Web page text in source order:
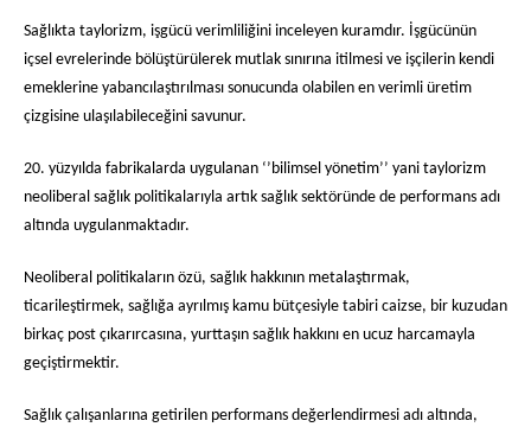
Sağlıkta taylorizm, işgücü verimliliğini inceleyen kuramdır. İşgücünün
içsel evrelerinde bölüştürülerek mutlak sınırına itilmesi ve işçilerin kendi
emeklerine yabancılaştırılması sonucunda olabilen en verimli üretim
çizgisine ulaşılabileceğini savunur.
20. yüzyılda fabrikalarda uygulanan ‘’bilimsel yönetim’’ yani taylorizm
neoliberal sağlık politikalarıyla artık sağlık sektöründe de performans adı
altında uygulanmaktadır.
Neoliberal politikaların özü, sağlık hakkının metalaştırmak,
ticarileştirmek, sağlığa ayrılmış kamu bütçesiyle tabiri caizse, bir kuzudan
birkaç post çıkarırcasına, yurttaşın sağlık hakkını en ucuz harcamayla
geçiştirmektir.
Sağlık çalışanlarına getirilen performans değerlendirmesi adı altında,